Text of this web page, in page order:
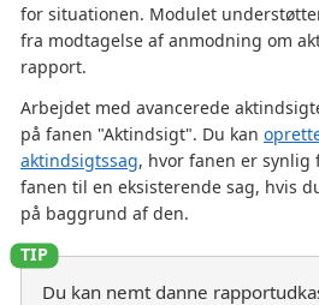
for situationen. Modulet
fra modtagelse af anmodning om
rapport.
Arbejdet med avancerede
på fanen "Aktindsigt". Du kan
aktindsigtssag, hvor fanen er
fanen til en eksisterende sag, hvis
på baggrund af den.
Du kan nemt danne